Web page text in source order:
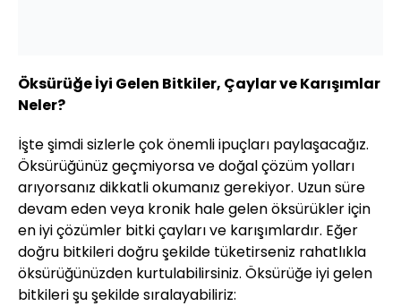
Öksürüğe İyi Gelen Bitkiler, Çaylar ve Karışımlar
Neler?
İşte şimdi sizlerle çok önemli ipuçları paylaşacağız.
Öksürüğünüz geçmiyorsa ve doğal çözüm yolları
arıyorsanız dikkatli okumanız gerekiyor. Uzun süre
devam eden veya kronik hale gelen öksürükler için
en iyi çözümler bitki çayları ve karışımlardır. Eğer
doğru bitkileri doğru şekilde tüketirseniz rahatlıkla
öksürüğünüzden kurtulabilirsiniz. Öksürüğe iyi gelen
bitkileri şu şekilde sıralayabiliriz: